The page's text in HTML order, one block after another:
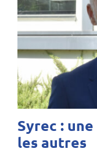
Syrec :
les autres